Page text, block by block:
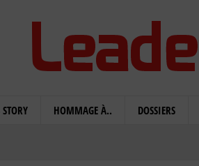
STORY HOMMAGE À.. DOSSIERS